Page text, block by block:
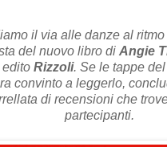
il via alle danze al
del nuovo libro di Angie
edito Rizzoli. Se le tappe
convinto a leggerlo,
di recensioni che
partecipanti.